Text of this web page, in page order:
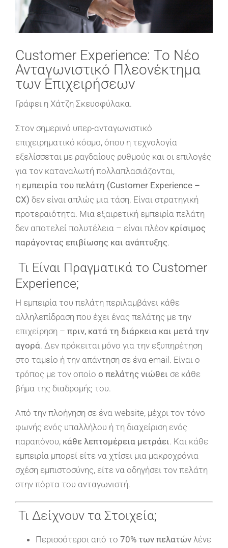
Customer Experience: Το Νέο
Ανταγωνιστικό Πλεονέκτημα
των Επιχειρήσεων
Γράφει η Χάτζη Σκευοφύλακα.
Στον σημερινό υπερ-ανταγωνιστικό
επιχειρηματικό κόσμο, όπου η τεχνολογία
εξελίσσεται με ραγδαίους ρυθμούς και οι επιλογές
για τον καταναλωτή πολλαπλασιάζονται,
η εμπειρία του πελάτη (Customer Experience –
CX) δεν είναι απλώς μια τάση. Είναι στρατηγική
προτεραιότητα. Μια εξαιρετική εμπειρία πελάτη
δεν αποτελεί πολυτέλεια – είναι πλέον κρίσιμος
παράγοντας επιβίωσης και ανάπτυξης.
Τι Είναι Πραγματικά το Customer
Experience;
Η εμπειρία του πελάτη περιλαμβάνει κάθε
αλληλεπίδραση που έχει ένας πελάτης με την
επιχείρηση – πριν, κατά τη διάρκεια και μετά την
αγορά. Δεν πρόκειται μόνο για την εξυπηρέτηση
στο ταμείο ή την απάντηση σε ένα email. Είναι ο
τρόπος με τον οποίο ο πελάτης νιώθει σε κάθε
βήμα της διαδρομής του.
Από την πλοήγηση σε ένα website, μέχρι τον τόνο
φωνής ενός υπαλλήλου ή τη διαχείριση ενός
παραπόνου, κάθε λεπτομέρεια μετράει. Και κάθε
εμπειρία μπορεί είτε να χτίσει μια μακροχρόνια
σχέση εμπιστοσύνης, είτε να οδηγήσει τον πελάτη
στην πόρτα του ανταγωνιστή.
Τι Δείχνουν τα Στοιχεία;
Περισσότεροι από το 70% των πελατώνλένε